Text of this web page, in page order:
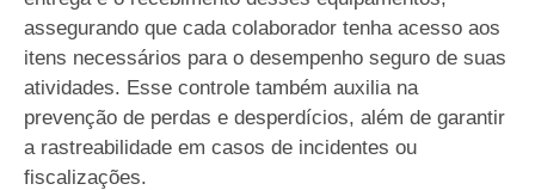
assegurando que cada colaborador tenha acesso aos
itens necessários para o desempenho seguro de suas
atividades. Esse controle também auxilia na
prevenção de perdas e desperdícios, além de garantir
a rastreabilidade em casos de incidentes ou
fiscalizações.